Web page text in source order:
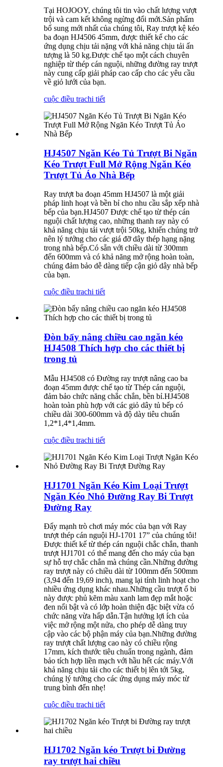
Tại HOJOOY, chúng tôi tin vào chất lượng vượt
trội và cam kết không ngừng đổi mới.Sản phẩm
bổ sung mới nhất của chúng tôi, Ray trượt kệ kéo
ba đoạn HJ4506 45mm, được thiết kế cho các
ứng dụng chịu tải nặng với khả năng chịu tải ấn
tượng là 50 kg.Được chế tạo một cách chuyên
nghiệp từ thép cán nguội, những đường ray trượt
này cung cấp giải pháp cao cấp cho các yêu cầu
về giỏ lưới của bạn.
cuộc điều trachi tiết
HJ4507 Ngăn Kéo Tủ Trượt Bi Ngăn
Kéo Trượt Full Mở Rộng Ngăn Kéo
Trượt Tủ Áo Nhà Bếp
Ray trượt ba đoạn 45mm HJ4507 là một giải
pháp linh hoạt và bền bỉ cho nhu cầu sắp xếp nhà
bếp của bạn.HJ4507 Được chế tạo từ thép cán
nguội chất lượng cao, những thanh ray này có
khả năng chịu tải vượt trội 50kg, khiến chúng trở
nên lý tưởng cho các giá đỡ dây thép hạng nặng
trong nhà bếp.Có sẵn với chiều dài từ 300mm
đến 600mm và có khả năng mở rộng hoàn toàn,
chúng đảm bảo dễ dàng tiếp cận giỏ dây nhà bếp
của bạn.
cuộc điều trachi tiết
Đòn bẩy nâng chiều cao ngăn kéo
HJ4508 Thích hợp cho các thiết bị
trong tủ
Mẫu HJ4508 có Đường ray trượt nâng cao ba
đoạn 45mm được chế tạo từ Thép cán nguội,
đảm bảo chức năng chắc chắn, bền bỉ.HJ4508
hoàn toàn phù hợp với các giỏ dây tủ bếp có
chiều dài 300-600mm và độ dày tiêu chuẩn
1,2*1,4*1,4mm.
cuộc điều trachi tiết
HJ1701 Ngăn Kéo Kim Loại Trượt
Ngăn Kéo Nhỏ Đường Ray Bi Trượt
Đường Ray
Đẩy mạnh trò chơi máy móc của bạn với Ray
trượt thép cán nguội HJ-1701 17” của chúng tôi!
Được thiết kế từ thép cán nguội chắc chắn, thanh
trượt HJ1701 có thể mang đến cho máy của bạn
sự hỗ trợ chắc chắn mà chúng cần.Những đường
ray trượt này có chiều dài từ 100mm đến 500mm
(3,94 đến 19,69 inch), mang lại tính linh hoạt cho
nhiều ứng dụng khác nhau.Những cầu trượt ổ bi
này được phủ kẽm màu xanh lam đẹp mắt hoặc
đen nổi bật và có lớp hoàn thiện đặc biệt vừa có
chức năng vừa hấp dẫn.Tận hưởng lợi ích của
việc mở rộng một nửa, cho phép dễ dàng truy
cập vào các bộ phận máy của bạn.Những đường
ray trượt chất lượng cao này có chiều rộng
17mm, kích thước tiêu chuẩn trong ngành, đảm
bảo tích hợp liền mạch với hầu hết các máy.Với
khả năng chịu tải cho các thiết bị lên tới 5kg,
chúng lý tưởng cho các ứng dụng máy móc từ
trung bình đến nhẹ!
cuộc điều trachi tiết
HJ1702 Ngăn kéo Trượt bi Đường
ray trượt hai chiều